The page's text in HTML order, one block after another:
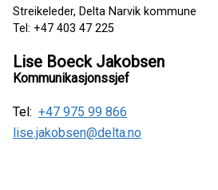
Streikeleder, Delta Narvik kommune
Tel: +47 403 47 225
Lise Boeck Jakobsen
Kommunikasjonssjef
Tel: +47 975 99 866
lise.jakobsen@delta.no